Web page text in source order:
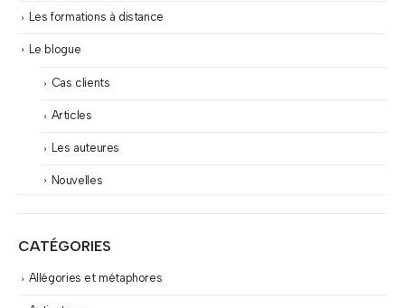
Les formations à distance
Le blogue
Cas clients
Articles
Les auteures
Nouvelles
CATÉGORIES
Allégories et métaphores